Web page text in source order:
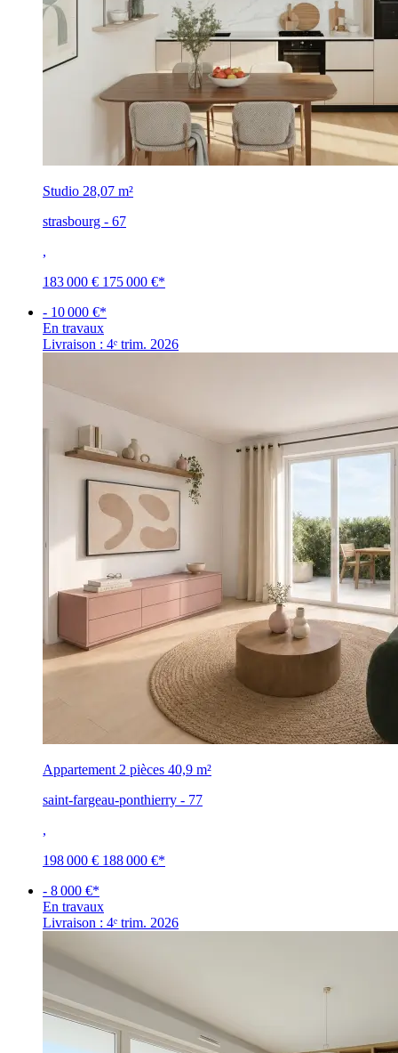
Studio 28,07 m²
strasbourg - 67
,
183 000 € 175 000 €*
- 10 000 €*
En travaux
Livraison : 4ᵉ trim. 2026
Appartement 2 pièces 40,9 m²
saint-fargeau-ponthierry - 77
,
198 000 € 188 000 €*
- 8 000 €*
En travaux
Livraison : 4ᵉ trim. 2026